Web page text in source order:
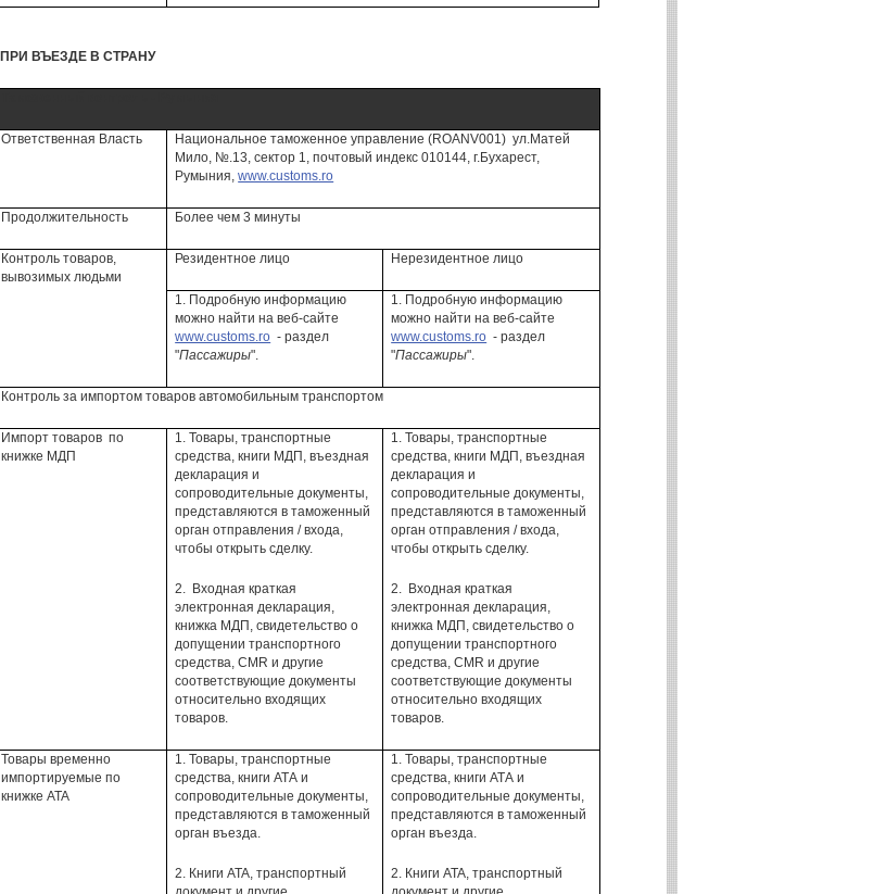
ПРИ ВЪЕЗДЕ В СТРАНУ
Ответственная Власть Национальное таможенное управление (ROANV001) ул.Матей
Мило, №.13, сектор 1, почтовый индекс010144, г.Бухарест,
Румыния, www.customs.ro
Продолжительность Более чем 3 минуты
Контроль товаров,
вывозимых людьми
Резидентное лицо Нерезидентное лицо
1. Подробную информацию
можно найти на веб-сайте
www.customs.ro - раздел
"Пассажиры".
1. Подробную информацию
можно найти на веб-сайте
www.customs.ro - раздел
"Пассажиры".
Контроль за импортом товаров автомобильным транспортом
Импорт товаровпо
книжке МДП
1.Товары, транспортные
средства,книги МДП , въездная
декларация и
сопроводительные документы,
представляются в таможенный
орган отправления / входа,
чтобы открытьсделку.
2. Входная краткая
электронная декларация,
книжка МДП, свидетельство о
допущении транспортного
средства, CMRи другие
соответствующие документы
относительно входящих
товаров.
1.Товары, транспортные
средства,книги МДП , въездная
декларация и
сопроводительные документы,
представляются в таможенный
орган отправления / входа,
чтобы открытьсделку.
2. Входная краткая
электронная декларация,
книжка МДП, свидетельство о
допущении транспортного
средства, CMRи другие
соответствующие документы
относительно входящих
товаров.
Товары временно
импортируемые по
книжке ATA
1.Товары, транспортные
средства,книги АТАи
сопроводительные документы,
представляются в таможенный
орган въезда.
2. Книги ATA, транспортный
1.Товары, транспортные
средства,книги АТАи
сопроводительные документы,
представляются в таможенный
орган въезда.
2. Книги ATA, транспортный